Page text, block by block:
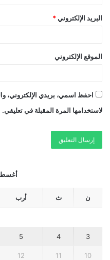
البريد الإلكتروني *
الموقع الإلكتروني
احفظ اسمي، بريدي الإلكتروني،
لاستخدامها المرة المقبلة في تعليقي.
أغسطس
ن ث أرب
3
4
5
10
11
12